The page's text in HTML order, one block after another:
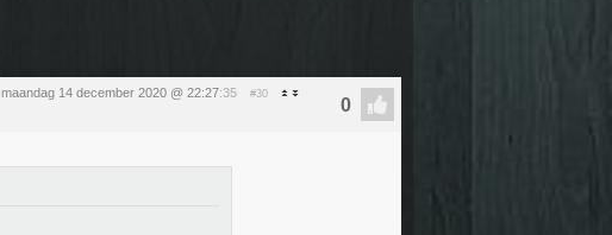
maandag 14 december 2020 @ 22:27:35 #30